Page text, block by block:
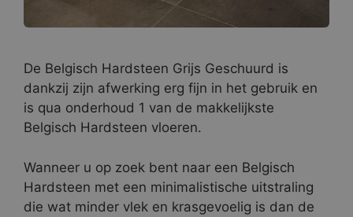
De Belgisch Hardsteen Grijs Geschuurd is
dankzij zijn afwerking erg fijn in het gebruik en
is qua onderhoud 1 van de makkelijkste
Belgisch Hardsteen vloeren.
Wanneer u op zoek bent naar een Belgisch
Hardsteen met een minimalistische uitstraling
die wat minder vlek en krasgevoelig is dan de